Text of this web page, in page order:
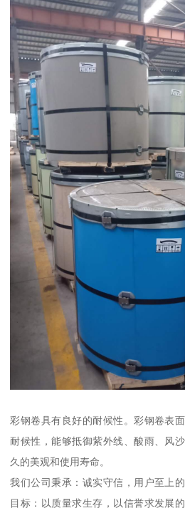
彩钢卷具有良好的耐候性。彩钢卷表
耐候性，能够抵御紫外线、酸雨、风
久的美观和使用寿命。
我们公司秉承：诚实守信，用户至上
目标：以质量求生存，以信誉求发展